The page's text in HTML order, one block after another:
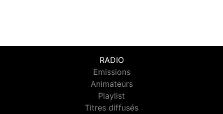
RADIO
Emissions
Animateurs
Playlist
Titres diffusés